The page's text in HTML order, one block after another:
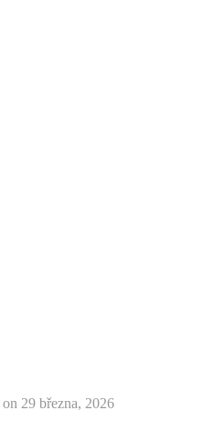
on 29 března, 2026